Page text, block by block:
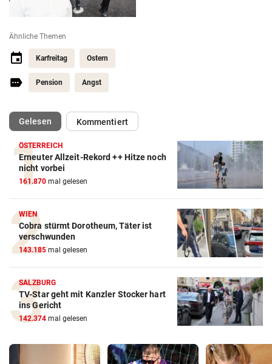
Ähnliche Themen
Karfreitag Ostern
Pension Angst
Gelesen(ausgewählt)Kommentiert
ÖSTERREICH
Erneuter Allzeit-Rekord ++ Hitze noch
nicht vorbei
161.870 mal gelesen
WIEN
Cobra stürmt Dorotheum, Täter ist
verschwunden
143.185 mal gelesen
SALZBURG
TV-Star geht mit Kanzler Stocker hart
ins Gericht
142.374 mal gelesen